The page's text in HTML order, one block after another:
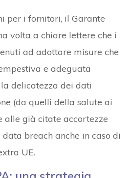
per i fornitori, il Garante
volta a chiare lettere che i
ad adottare misure che
e adeguata
delicatezza dei dati
(da quelli della salute ai
alle già citate accortezze
breach anche in caso di
UE.